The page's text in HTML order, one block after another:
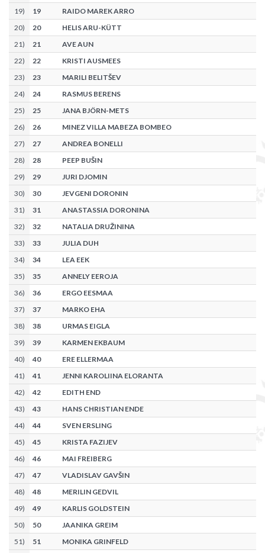
19) 19
RAIDO MAREK ARRO
20) 20
HELIS ARU-KÜTT
21) 21
AVE AUN
22) 22
KRISTI AUSMEES
23) 23
MARILI BELITŠEV
24) 24
RASMUS BERENS
25) 25
JANA BJÖRN-METS
26) 26
MINEZ VILLA MABEZA BOMBEO
27) 27
ANDREA BONELLI
28) 28
PEEP BUŠIN
29) 29
JURI DJOMIN
30) 30
JEVGENI DORONIN
31) 31
ANASTASSIA DORONINA
32) 32
NATALIA DRUŽININA
33) 33
JULIA DUH
34) 34
LEA EEK
35) 35
ANNELY EEROJA
36) 36
ERGO EESMAA
37) 37
MARKO EHA
38) 38
URMAS EIGLA
39) 39
KARMEN EKBAUM
40) 40
ERE ELLERMAA
41) 41
JENNI KAROLIINA ELORANTA
42) 42
EDITH END
43) 43
HANS CHRISTIAN ENDE
44) 44
SVEN ERSLING
45) 45
KRISTA FAZIJEV
46) 46
MAI FREIBERG
47) 47
VLADISLAV GAVŠIN
48) 48
MERILIN GEDVIL
49) 49
KARLIS GOLDSTEIN
50) 50
JAANIKA GREIM
51) 51
MONIKA GRINFELD